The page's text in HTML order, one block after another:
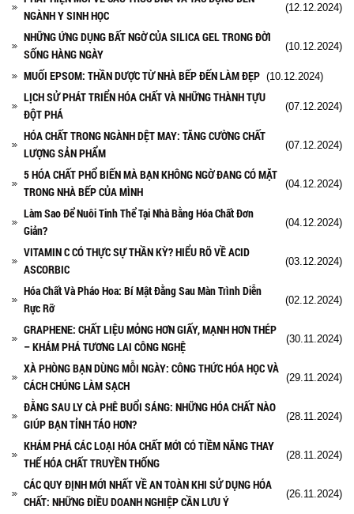
NGÀNH Y SINH HỌC
(12.12.2024)
NHỮNG ỨNG DỤNG BẤT NGỜ CỦA SILICA GEL TRONG ĐỜI
SỐNG HÀNG NGÀY
(10.12.2024)
MUỐI EPSOM: THẦN DƯỢC TỪ NHÀ BẾP ĐẾN LÀM ĐẸP (10.12.2024)
LỊCH SỬ PHÁT TRIỂN HÓA CHẤT VÀ NHỮNG THÀNH TỰU
ĐỘT PHÁ
(07.12.2024)
HÓA CHẤT TRONG NGÀNH DỆT MAY: TĂNG CƯỜNG CHẤT
LƯỢNG SẢN PHẨM
(07.12.2024)
5 HÓA CHẤT PHỔ BIẾN MÀ BẠN KHÔNG NGỜ ĐANG CÓ MẶT
TRONG NHÀ BẾP CỦA MÌNH
(04.12.2024)
Làm Sao Để Nuôi Tinh Thể Tại Nhà Bằng Hóa Chất Đơn
Giản?
(04.12.2024)
VITAMIN C CÓ THỰC SỰ THẦN KỲ? HIỂU RÕ VỀ ACID
ASCORBIC
(03.12.2024)
Hóa Chất Và Pháo Hoa: Bí Mật Đằng Sau Màn Trình Diễn
Rực Rỡ
(02.12.2024)
GRAPHENE: CHẤT LIỆU MỎNG HƠN GIẤY, MẠNH HƠN THÉP
– KHÁM PHÁ TƯƠNG LAI CÔNG NGHỆ
(30.11.2024)
XÀ PHÒNG BẠN DÙNG MỖI NGÀY: CÔNG THỨC HÓA HỌC VÀ
CÁCH CHÚNG LÀM SẠCH
(29.11.2024)
ĐẰNG SAU LY CÀ PHÊ BUỔI SÁNG: NHỮNG HÓA CHẤT NÀO
GIÚP BẠN TỈNH TÁO HƠN?
(28.11.2024)
KHÁM PHÁ CÁC LOẠI HÓA CHẤT MỚI CÓ TIỀM NĂNG THAY
THẾ HÓA CHẤT TRUYỀN THỐNG
(28.11.2024)
CÁC QUY ĐỊNH MỚI NHẤT VỀ AN TOÀN KHI SỬ DỤNG HÓA
CHẤT: NHỮNG ĐIỀU DOANH NGHIỆP CẦN LƯU Ý
(26.11.2024)